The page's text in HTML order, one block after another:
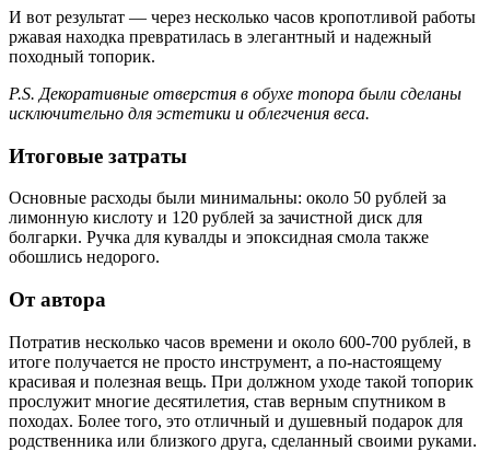
И вот результат — через несколько часов кропотливой работы
ржавая находка превратилась в элегантный и надежный
походный топорик.
P.S. Декоративные отверстия в обухе топора были сделаны
исключительно для эстетики и облегчения веса.
Итоговые затраты
Основные расходы были минимальны: около 50 рублей за
лимонную кислоту и 120 рублей за зачистной диск для
болгарки. Ручка для кувалды и эпоксидная смола также
обошлись недорого.
От автора
Потратив несколько часов времени и около 600-700 рублей, в
итоге получается не просто инструмент, а по-настоящему
красивая и полезная вещь. При должном уходе такой топорик
прослужит многие десятилетия, став верным спутником в
походах. Более того, это отличный и душевный подарок для
родственника или близкого друга, сделанный своими руками.